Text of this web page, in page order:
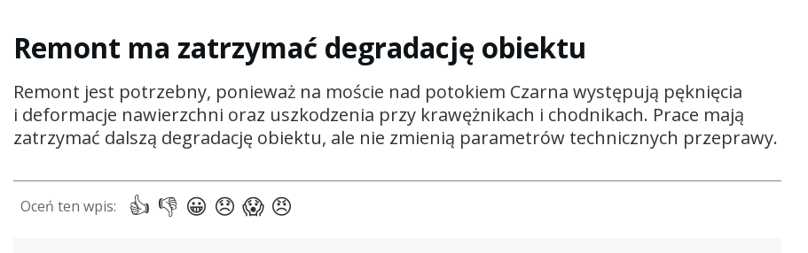
Remont ma zatrzymać degradację obiektu
Remont jest potrzebny, ponieważ na moście nad potokiem Czarna występują pęknięcia
i deformacje nawierzchni oraz uszkodzenia przy krawężnikach i chodnikach. Prace mają
zatrzymać dalszą degradację obiektu, ale nie zmienią parametrów technicznych przeprawy.